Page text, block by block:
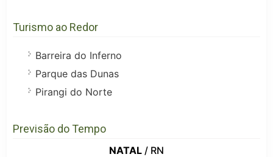
Turismo ao Redor
Barreira do Inferno
Parque das Dunas
Pirangi do Norte
Previsão do Tempo
NATAL / RN